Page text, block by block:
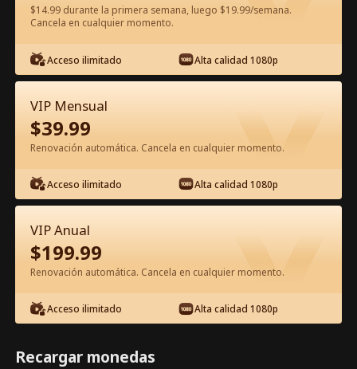
60Desbloquear ahora
Ver gratis en la app
Episodio 21 - El amor es una danza
peligrosa Película Completa
0-49 50-74 Todos los Episodios
21 22 23 24 25
$14.99 durante la primera semana, luego $19.99/semana.
Cancela en cualquier momento.
Acceso ilimitado Alta calidad 1080p
VIP Mensual
$39.99
Renovación automática. Cancela en cualquier momento.
Acceso ilimitado Alta calidad 1080p
VIP Anual
$199.99
Renovación automática. Cancela en cualquier momento.
Acceso ilimitado Alta calidad 1080p
Recargar monedas